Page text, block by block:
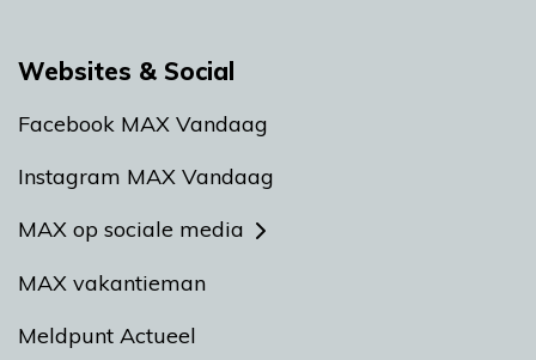
Websites & Social
Facebook MAX Vandaag
Instagram MAX Vandaag
MAX op sociale media
MAX vakantieman
Meldpunt Actueel